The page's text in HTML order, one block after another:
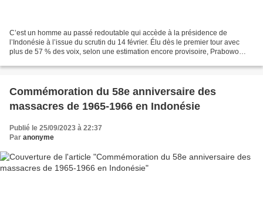
C’est un homme au passé redoutable qui accède à la présidence de
l’Indonésie à l’issue du scrutin du 14 février. Élu dès le premier tour avec
plus de 57 % des voix, selon une estimation encore provisoire, Prabowo
Commémoration du 58e anniversaire des
massacres de 1965-1966 en Indonésie
Publié le 25/09/2023 à 22:37
Par anonyme